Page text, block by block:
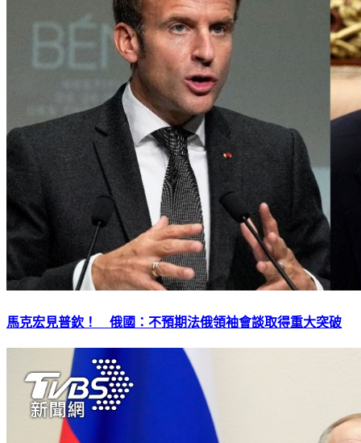
馬克宏見普欽！ 俄國：不預期法俄領袖會談取得重大突破